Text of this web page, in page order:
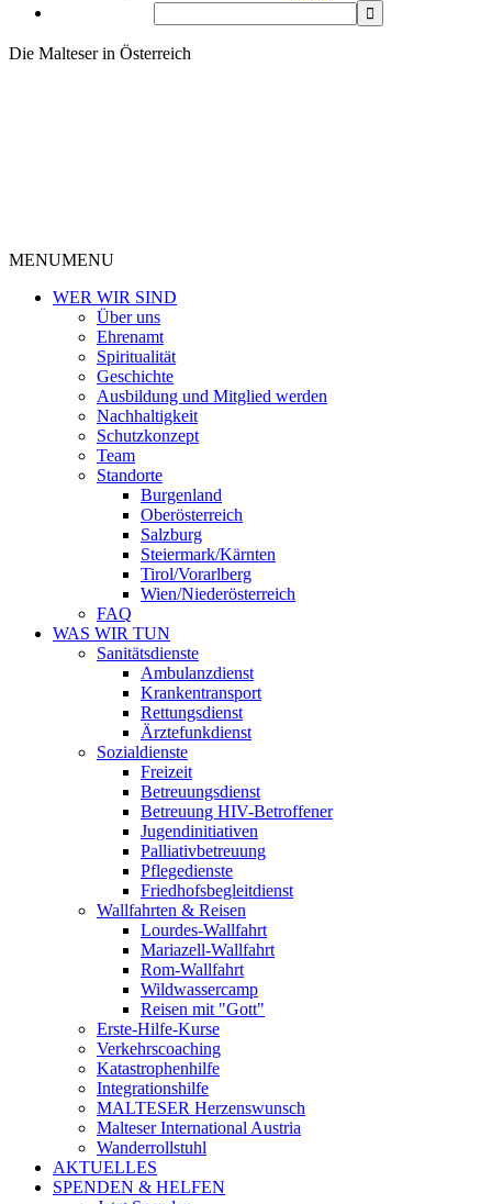
Die Malteser in Österreich
MENUMENU
WER WIR SIND
Über uns
Ehrenamt
Spiritualität
Geschichte
Ausbildung und Mitglied werden
Nachhaltigkeit
Schutzkonzept
Team
Standorte
Burgenland
Oberösterreich
Salzburg
Steiermark/Kärnten
Tirol/Vorarlberg
Wien/Niederösterreich
FAQ
WAS WIR TUN
Sanitätsdienste
Ambulanzdienst
Krankentransport
Rettungsdienst
Ärztefunkdienst
Sozialdienste
Freizeit
Betreuungsdienst
Betreuung HIV-Betroffener
Jugendinitiativen
Palliativbetreuung
Pflegedienste
Friedhofsbegleitdienst
Wallfahrten & Reisen
Lourdes-Wallfahrt
Mariazell-Wallfahrt
Rom-Wallfahrt
Wildwassercamp
Reisen mit "Gott"
Erste-Hilfe-Kurse
Verkehrscoaching
Katastrophenhilfe
Integrationshilfe
MALTESER Herzenswunsch
Malteser International Austria
Wanderrollstuhl
AKTUELLES
SPENDEN & HELFEN